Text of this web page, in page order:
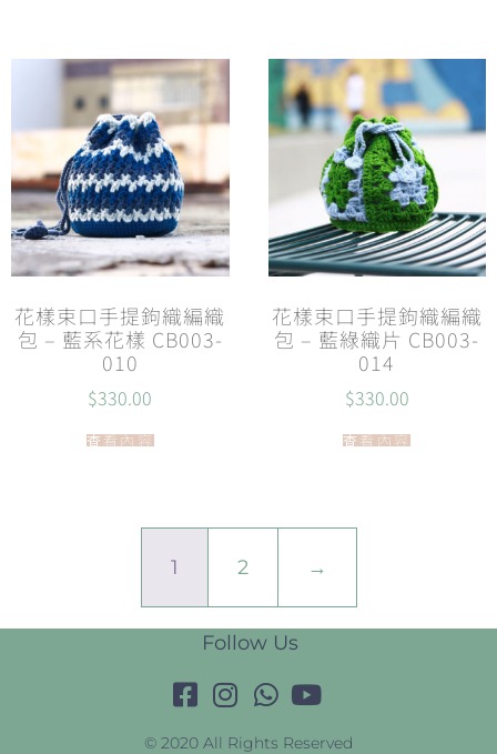
花樣束口手提鉤織編織
包 – 藍系花樣 CB003-
010
$330.00
查看內容
花樣束口手提鉤織編織
包 – 藍綠織片 CB003-
014
$330.00
查看內容
1 2 →
Follow Us
© 2020 All Rights Reserved